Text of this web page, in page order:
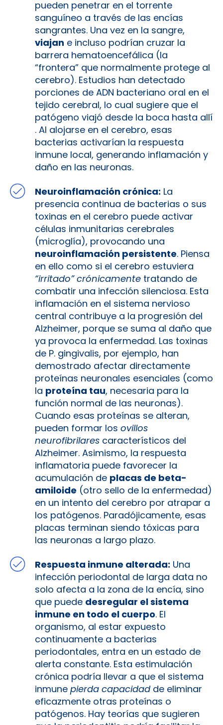
pueden penetrar en el torrente
sanguíneo a través de las encías
sangrantes. Una vez en la sangre,
viajan e incluso podrían cruzar la
barrera hematoencefálica (la
“frontera” que normalmente protege al
cerebro). Estudios han detectado
porciones de ADN bacteriano oral en el
tejido cerebral, lo cual sugiere que el
patógeno viajó desde la boca hasta allí​
. Al alojarse en el cerebro, esas
bacterias activarían la respuesta
inmune local, generando inflamación y
daño en las neuronas.
Neuroinflamación crónica: La
presencia continua de bacterias o sus
toxinas en el cerebro puede activar
células inmunitarias cerebrales
(microglía), provocando una
neuroinflamación persistente. Piensa
en ello como si el cerebro estuviera
“irritado” crónicamente tratando de
combatir una infección silenciosa. Esta
inflamación en el sistema nervioso
central contribuye a la progresión del
Alzheimer, porque se suma al daño que
ya provoca la enfermedad. Las toxinas
de P. gingivalis, por ejemplo, han
demostrado afectar directamente
proteínas neuronales esenciales (como
la proteína tau, necesaria para la
función normal de las neuronas)​.
Cuando esas proteínas se alteran,
pueden formar los ovillos
neurofibrilares característicos del
Alzheimer. Asimismo, la respuesta
inflamatoria puede favorecer la
acumulación de placas de beta-
amiloide (otro sello de la enfermedad)
en un intento del cerebro por atrapar a
los patógenos. Paradójicamente, esas
placas terminan siendo tóxicas para
las neuronas a largo plazo.
Respuesta inmune alterada: Una
infección periodontal de larga data no
solo afecta a la zona de la encía, sino
que puede desregular el sistema
inmune en todo el cuerpo. El
organismo, al estar expuesto
continuamente a bacterias
periodontales, entra en un estado de
alerta constante. Esta estimulación
crónica podría llevar a que el sistema
inmune pierda capacidadde eliminar
eficazmente otras proteínas o
patógenos. Hay teorías que sugieren